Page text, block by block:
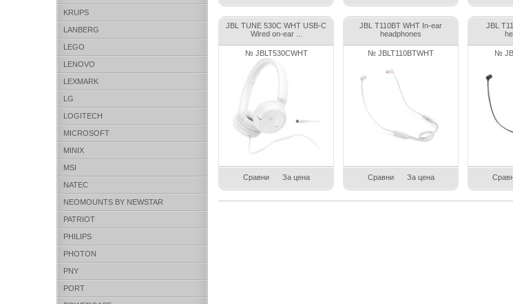
KRUPS
LANBERG
LEGO
LENOVO
LEXMARK
LG
LOGITECH
MICROSOFT
MINIX
MSI
NATEC
NEOMOUNTS BY NEWSTAR
PATRIOT
PHILIPS
PHOTON
PNY
PORT
JBL TUNE 530C WHT USB-C
Wired on-ear ...
№ JBLT530CWHT
Сравни За цена
JBL T110BT WHT In-ear
headphones
№ JBLT110BTWHT
Сравни За цена
JBL
№